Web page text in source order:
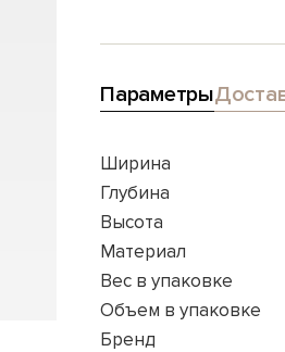
Параметры
Ширина
Глубина
Высота
Материал
Вес в упаковке
Объем в упаковке
Бренд